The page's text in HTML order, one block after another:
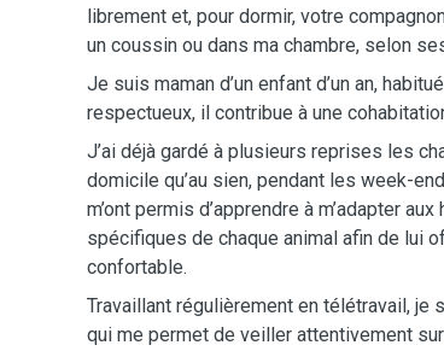
librement et, pour dormir, votre
un coussin ou dans ma chambre, selon
Je suis maman d’un enfant d’un an,
respectueux, il contribue à une
J’ai déjà gardé à plusieurs reprises les
domicile qu’au sien, pendant les week-
m’ont permis d’apprendre à m’adapter
spécifiques de chaque animal afin de lui
confortable.
Travaillant régulièrement en télétravail, je
qui me permet de veiller attentivement